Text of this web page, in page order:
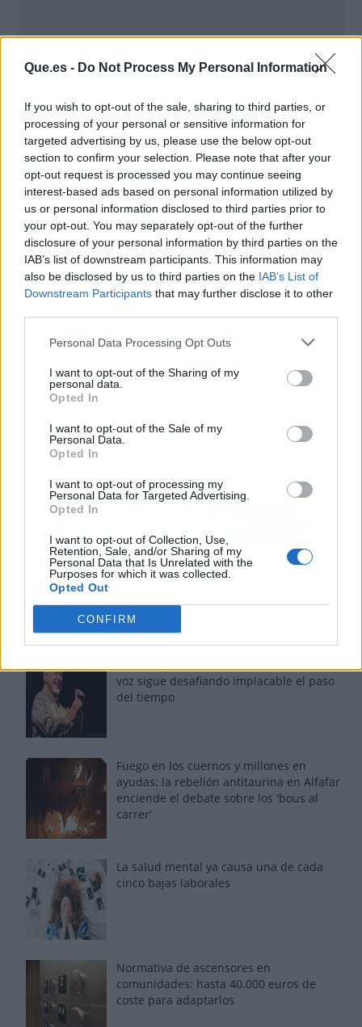
Que.es - Do Not Process My Personal Information
If you wish to opt-out of the sale, sharing to third parties, or
processing of your personal or sensitive information for
targeted advertising by us, please use the below opt-out
section to confirm your selection. Please note that after your
opt-out request is processed you may continue seeing
interest-based ads based on personal information utilized by
us or personal information disclosed to third parties prior to
your opt-out. You may separately opt-out of the further
disclosure of your personal information by third parties on the
IAB’s list of downstream participants. This information may
also be disclosed by us to third parties on the IAB’s List of
Downstream Participants that may further disclose it to other
Personal Data Processing Opt Outs
I want to opt-out of the Sharing of my
personal data.
Opted In
I want to opt-out of the Sale of my
Personal Data.
Opted In
I want to opt-out of processing my
Personal Data for Targeted Advertising.
Opted In
I want to opt-out of Collection, Use,
Retention, Sale, and/or Sharing of my
Personal Data that Is Unrelated with the
Purposes for which it was collected.
Opted Out
CONFIRM
Publicidad
Los más vistos
voz sigue desafiando implacable el paso
del tiempo
Fuego en los cuernos y millones en
ayudas: la rebelión antitaurina en Alfafar
enciende el debate sobre los 'bous al
carrer'
La salud mental ya causa una de cada
cinco bajas laborales
Normativa de ascensores en
comunidades: hasta 40.000 euros de
coste para adaptarlos